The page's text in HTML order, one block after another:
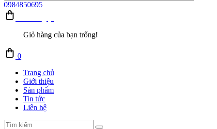
0984850695
Giỏ hàng của bạn trống!
0
Trang chủ
Giới thiệu
Sản phẩm
Tin tức
Liên hệ